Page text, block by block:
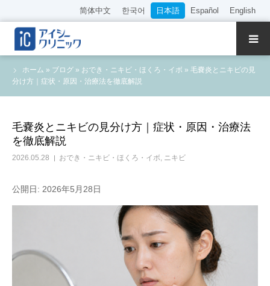
简体中文 한국어 日本語 Español English
ホーム » ブログ » おでき・ニキビ・ほくろ・イボ » 毛嚢炎とニキビの見
分け方｜症状・原因・治療法を徹底解説
毛嚢炎とニキビの見分け方｜症状・原因・治療法
を徹底解説
2026.05.28 おでき・ニキビ・ほくろ・イボ, ニキビ
公開日: 2026年5月28日
クリニック紹介
診療内容
WEB予約
料金表
採用情報